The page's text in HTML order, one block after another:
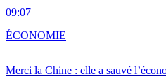
09:07
Merci la Chine : elle a sauvé
ÉCONOMIE